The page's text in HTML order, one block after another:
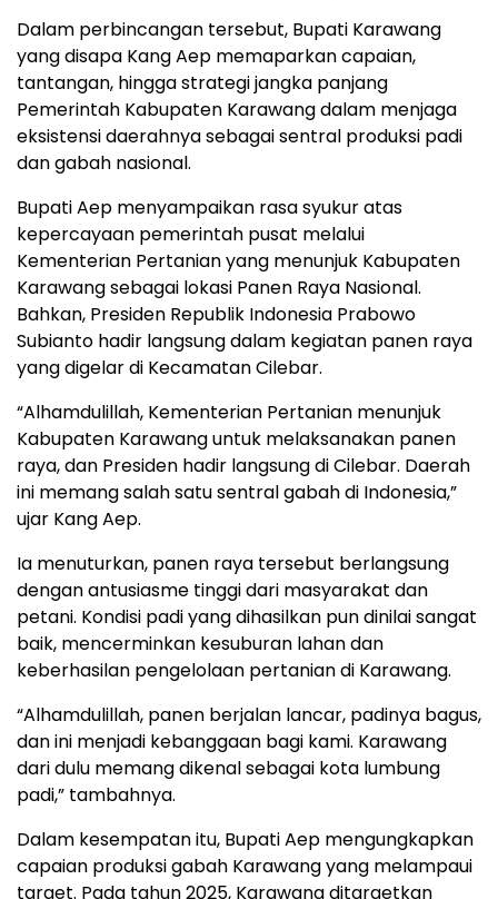
Dalam perbincangan tersebut, Bupati Karawang
yang disapa Kang Aep memaparkan capaian,
tantangan, hingga strategi jangka panjang
Pemerintah Kabupaten Karawang dalam menjaga
eksistensi daerahnya sebagai sentral produksi padi
dan gabah nasional.
Bupati Aep menyampaikan rasa syukur atas
kepercayaan pemerintah pusat melalui
Kementerian Pertanian yang menunjuk Kabupaten
Karawang sebagai lokasi Panen Raya Nasional.
Bahkan, Presiden Republik Indonesia Prabowo
Subianto hadir langsung dalam kegiatan panen raya
yang digelar di Kecamatan Cilebar.
“Alhamdulillah, Kementerian Pertanian menunjuk
Kabupaten Karawang untuk melaksanakan panen
raya, dan Presiden hadir langsung di Cilebar. Daerah
ini memang salah satu sentral gabah di Indonesia,”
ujar Kang Aep.
Ia menuturkan, panen raya tersebut berlangsung
dengan antusiasme tinggi dari masyarakat dan
petani. Kondisi padi yang dihasilkan pun dinilai sangat
baik, mencerminkan kesuburan lahan dan
keberhasilan pengelolaan pertanian di Karawang.
“Alhamdulillah, panen berjalan lancar, padinya bagus,
dan ini menjadi kebanggaan bagi kami. Karawang
dari dulu memang dikenal sebagai kota lumbung
padi,” tambahnya.
Dalam kesempatan itu, Bupati Aep mengungkapkan
capaian produksi gabah Karawang yang melampaui
target. Pada tahun 2025, Karawang ditargetkan